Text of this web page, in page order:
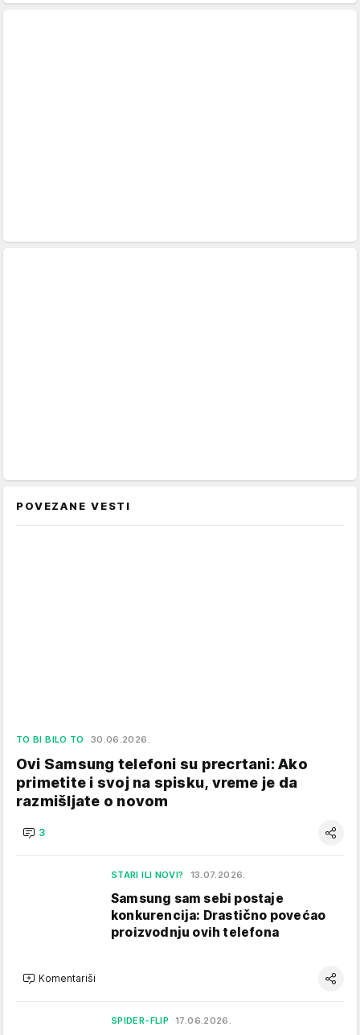
POVEZANE VESTI
TO BI BILO TO 30.06.2026.
Ovi Samsung telefoni su precrtani: Ako
primetite i svoj na spisku, vreme je da
razmišljate o novom
3
STARI ILI NOVI? 13.07.2026.
Samsung sam sebi postaje
konkurencija: Drastično povećao
proizvodnju ovih telefona
Komentariši
SPIDER-FLIP 17.06.2026.